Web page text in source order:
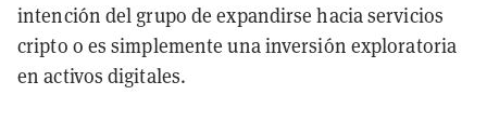
intención del grupo de expandirse hacia servicios
cripto o es simplemente una inversión exploratoria
en activos digitales.